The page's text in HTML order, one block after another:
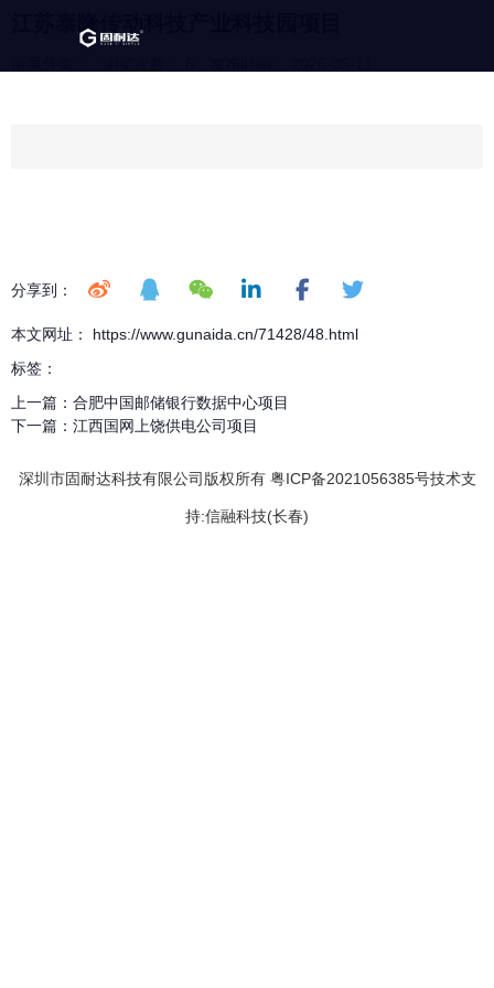
江苏泰隆传动科技产业科技园项目
分享到：
本文网址： https://www.gunaida.cn/71428/48.html
标签：
上一篇： 合肥中国邮储银行数据中心项目
下一篇： 江西国网上饶供电公司项目
深圳市固耐达科技有限公司版权所有 粤ICP备2021056385号技术支
持:信融科技(长春)